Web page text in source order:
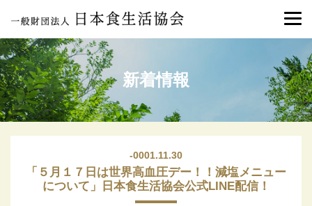
新着情報
-0001.11.30
「５月１７日は世界高血圧デー！！減塩メニュー
について」日本食生活協会公式LINE配信！